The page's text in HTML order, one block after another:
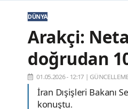
DÜNYA
Arakçi:
doğrudan
01.05.2026 - 12:17 |
İran Dışişleri Bakanı
konuştu.